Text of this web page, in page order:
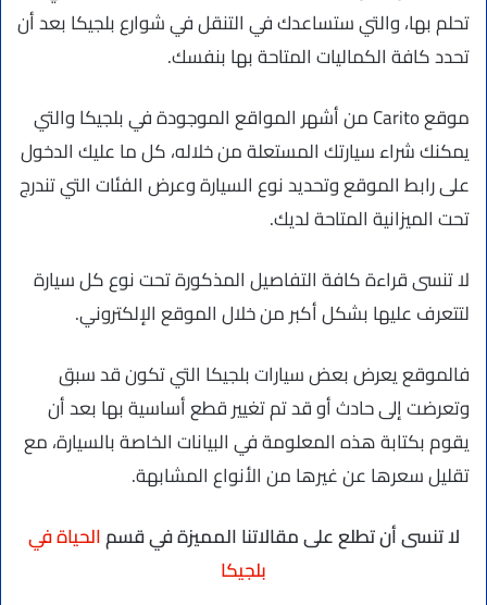
تحلم بها، والتي ستساعدك في التنقل في شوارع بلجيكا بعد أن
تحدد كافة الكماليات المتاحة بها بنفسك.
موقع Carito من أشهر المواقع الموجودة في بلجيكا والتي
يمكنك شراء سيارتك المستعلة من خلاله، كل ما عليك الدخول
على رابط الموقع وتحديد نوع السيارة وعرض الفئات التي تندرج
تحت الميزانية المتاحة لديك.
لا تنسى قراءة كافة التفاصيل المذكورة تحت نوع كل سيارة
لتتعرف عليها بشكل أكبر من خلال الموقع الإلكتروني.
فالموقع يعرض بعض سيارات بلجيكا التي تكون قد سبق
وتعرضت إلى حادث أو قد تم تغيير قطع أساسية بها بعد أن
يقوم بكتابة هذه المعلومة في البيانات الخاصة بالسيارة، مع
تقليل سعرها عن غيرها من الأنواع المشابهة.
لا تنسى أن تطلع على مقالاتنا المميزة في قسمالحياة في
بلجيكا